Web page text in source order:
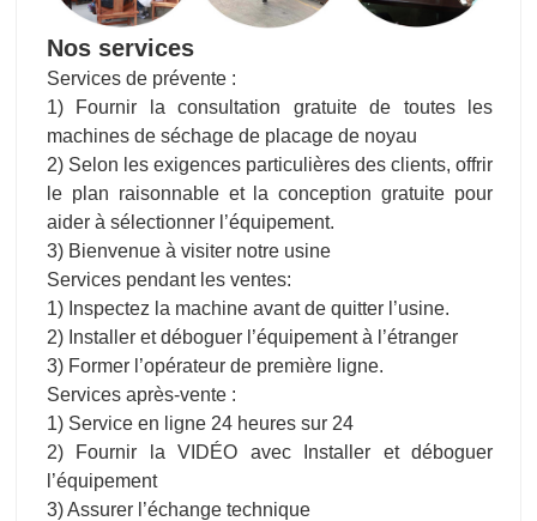
Nos services
Services de prévente :
1) Fournir la consultation gratuite de toutes les
machines de séchage de placage de noyau
2) Selon les exigences particulières des clients, offrir
le plan raisonnable et la conception gratuite pour
aider à sélectionner l’équipement.
3) Bienvenue à visiter notre usine
Services pendant les ventes:
1) Inspectez la machine avant de quitter l’usine.
2) Installer et déboguer l’équipement à l’étranger
3) Former l’opérateur de première ligne.
Services après-vente :
1) Service en ligne 24 heures sur 24
2) Fournir la VIDÉO avec Installer et déboguer
l’équipement
3) Assurer l’échange technique